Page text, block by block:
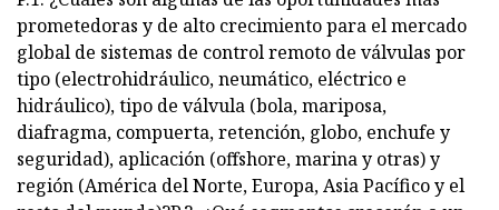
prometedoras y de alto crecimiento para el mercado
global de sistemas de control remoto de válvulas por
tipo (electrohidráulico, neumático, eléctrico e
hidráulico), tipo de válvula (bola, mariposa,
diafragma, compuerta, retención, globo, enchufe y
seguridad), aplicación (offshore, marina y otras) y
región (América del Norte, Europa, Asia Pacífico y el